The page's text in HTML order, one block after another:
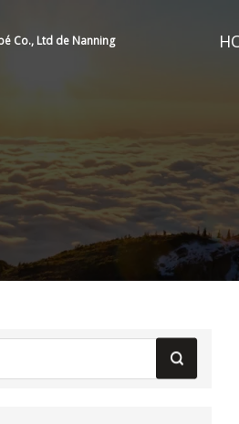
Co., Ltd de Nanning